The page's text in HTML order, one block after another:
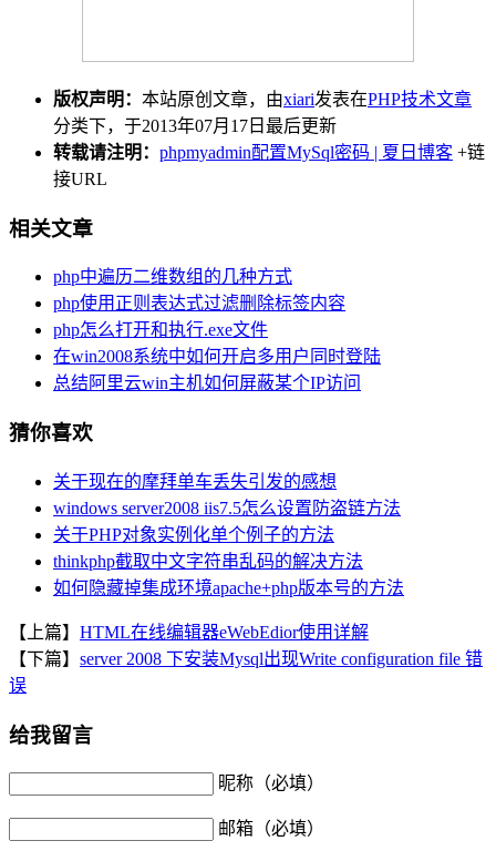
版权声明： 本站原创文章，由xiari发表在PHP技术文章
分类下，于2013年07月17日最后更新
转载请注明： phpmyadmin配置MySql密码 | 夏日博客 +链
接URL
相关文章
php中遍历二维数组的几种方式
php使用正则表达式过滤删除标签内容
php怎么打开和执行.exe文件
在win2008系统中如何开启多用户同时登陆
总结阿里云win主机如何屏蔽某个IP访问
猜你喜欢
关于现在的摩拜单车丢失引发的感想
windows server2008 iis7.5怎么设置防盗链方法
关于PHP对象实例化单个例子的方法
thinkphp截取中文字符串乱码的解决方法
如何隐藏掉集成环境apache+php版本号的方法
【上篇】 HTML在线编辑器eWebEdior使用详解
【下篇】 server 2008 下安装Mysql出现Write configuration file 错
误
给我留言
昵称（必填）
邮箱（必填）